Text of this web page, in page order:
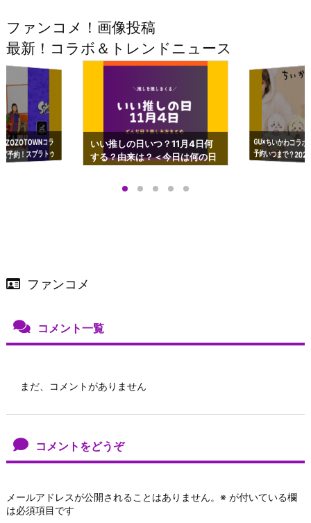
ファンコメ！画像投稿
最新！コラボ＆トレンドニュース
コラ
予約！スプラトゥ
ップも渋谷Hz
いい推しの日いつ？11月4日何
する？由来は？＜今日は何の日
GU×ちいかわコラ
予約いつまで？
ーチやショルダー
ファンコメ
コメント一覧
まだ、コメントがありません
コメントをどうぞ
メールアドレスが公開されることはありません。 ※ が付いている欄
は必須項目です